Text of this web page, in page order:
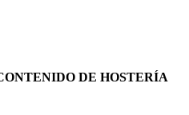
DE HOSTERÍA